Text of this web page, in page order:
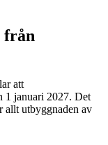
från
att
1 januari 2027. Det
allt utbyggnaden av